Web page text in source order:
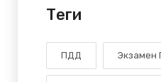
Теги
ПДД Экзамен